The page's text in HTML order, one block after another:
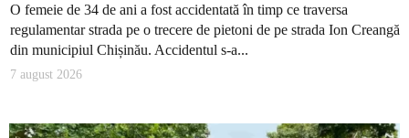
O femeie de 34 de ani a fost accidentată în timp ce traversa
regulamentar strada pe o trecere de pietoni de pe strada Ion Creangă
din municipiul Chișinău. Accidentul s-a...
7 august 2026